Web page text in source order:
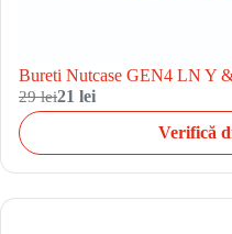
Bureti Nutcase GEN4 LN Y
29 lei21 lei
Verifică